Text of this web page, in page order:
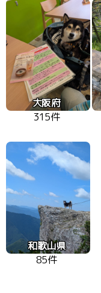
大阪府
315件
和歌山県
85件